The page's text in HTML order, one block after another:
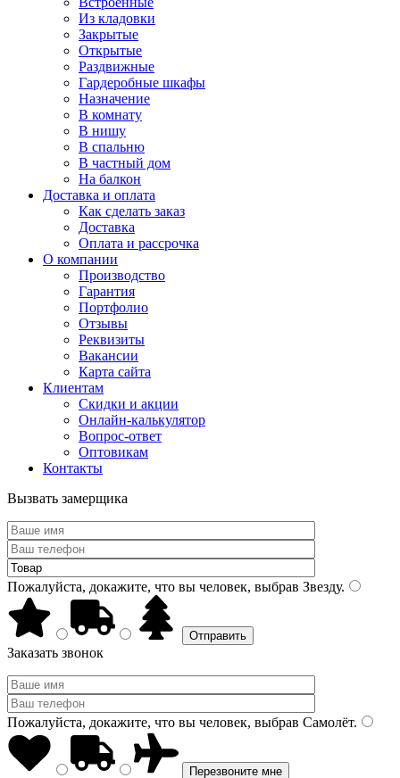
Из кладовки
Закрытые
Открытые
Раздвижные
Гардеробные шкафы
Назначение
В комнату
В нишу
В спальню
В частный дом
На балкон
Доставка и оплата
Как сделать заказ
Доставка
Оплата и рассрочка
О компании
Производство
Гарантия
Портфолио
Отзывы
Реквизиты
Вакансии
Карта сайта
Клиентам
Скидки и акции
Онлайн-калькулятор
Вопрос-ответ
Оптовикам
Контакты
Вызвать замерщика
Пожалуйста, докажите, что вы человек, выбрав Звезду.
Заказать звонок
Пожалуйста, докажите, что вы человек, выбрав Самолёт.